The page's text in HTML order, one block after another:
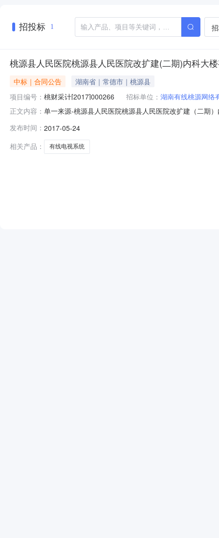
招投标 1
桃源县人民医院桃源县人民医院改扩建(二期)内科大
中标｜合同公告
湖南省｜常德市｜桃源县
项目编号： 桃财采计[2017]000266 招标单位： 湖南有线桃源网络
正文内容： 单一来源-桃源县人民医院桃源县人民医院改扩建（二期
和国合同法》、《中华人民共和国政府采购法》及其他
有线电视系统
发布时间： 2017-05-24
相关产品：
有线电视系统